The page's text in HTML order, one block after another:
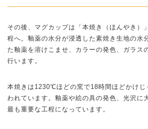
その後、マグカップは「本焼き（ほんやき）
程へ。釉薬の水分が浸透した素焼き生地の水
た釉薬を溶けこませ、カラーの発色、ガラス
行います。
本焼きは1230℃ほどの窯で18時間ほどかけじ
われています。釉薬や絵の具の発色、光沢に
最も重要な工程になっています。